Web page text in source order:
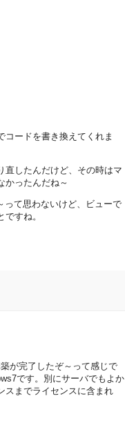
コードを書き換えてくれま
直したんだけど、その時はマ
かったんだね～
って思わないけど、ビューで
すね。
が完了したぞ～って感じで
です。別にサーバでもよか
スまでライセンスに含まれ